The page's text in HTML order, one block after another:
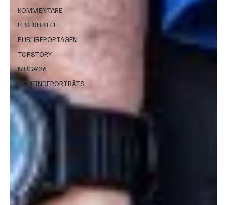
KOMMENTARE
LESERBRIEFE
PUBLIREPORTAGEN
TOPSTORY
MUGA'26
GEMEINDEPORTRÄTS